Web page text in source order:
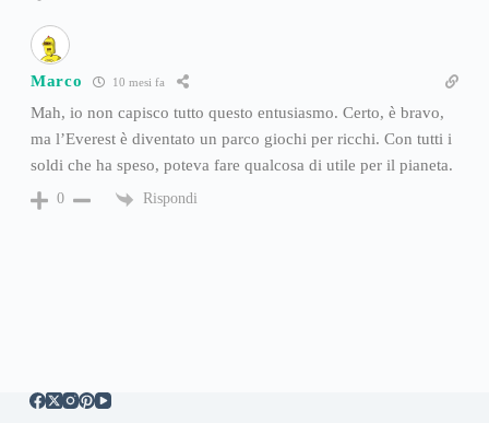
Marco 10 mesi fa
Mah, io non capisco tutto questo entusiasmo. Certo, è bravo,
ma l’Everest è diventato un parco giochi per ricchi. Con tutti i
soldi che ha speso, poteva fare qualcosa di utile per il pianeta.
0 Rispondi